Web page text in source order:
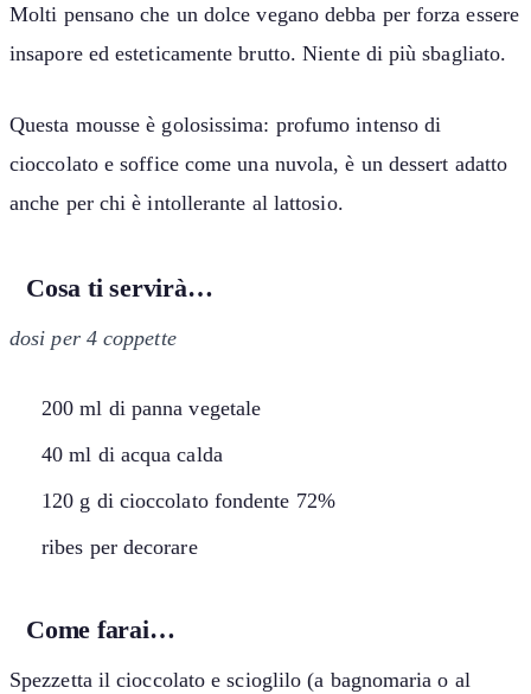
Molti pensano che un dolce vegano debba per forza essere
insapore ed esteticamente brutto. Niente di più sbagliato.
Questa mousse è golosissima: profumo intenso di
cioccolato e soffice come una nuvola, è un dessert adatto
anche per chi è intollerante al lattosio.
Cosa ti servirà…
dosi per 4 coppette
200 ml di panna vegetale
40 ml di acqua calda
120 g di cioccolato fondente 72%
ribes per decorare
Come farai…
Spezzetta il cioccolato e scioglilo (a bagnomaria o al